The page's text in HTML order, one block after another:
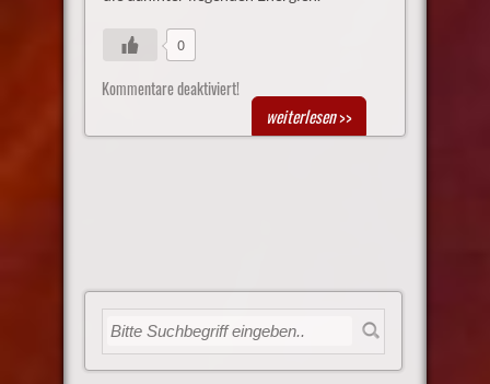
0
Kommentare deaktiviert!
weiterlesen>>